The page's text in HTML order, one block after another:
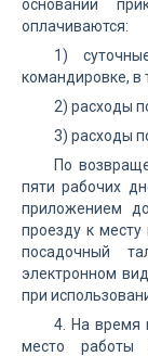
основании
оплачиваются:
1)
командировке, в
2) расходы
3) расходы
По
пяти рабочих
приложением
проезду к
посадочный
электронном
при
4. На время
место работы